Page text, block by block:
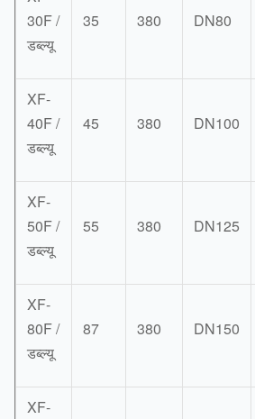
30F /
डब्ल्यू
35 380 DN80
XF-
40F /
डब्ल्यू
45 380 DN100
XF-
50F /
डब्ल्यू
55 380 DN125
XF-
80F /
डब्ल्यू
87 380 DN150
XF-